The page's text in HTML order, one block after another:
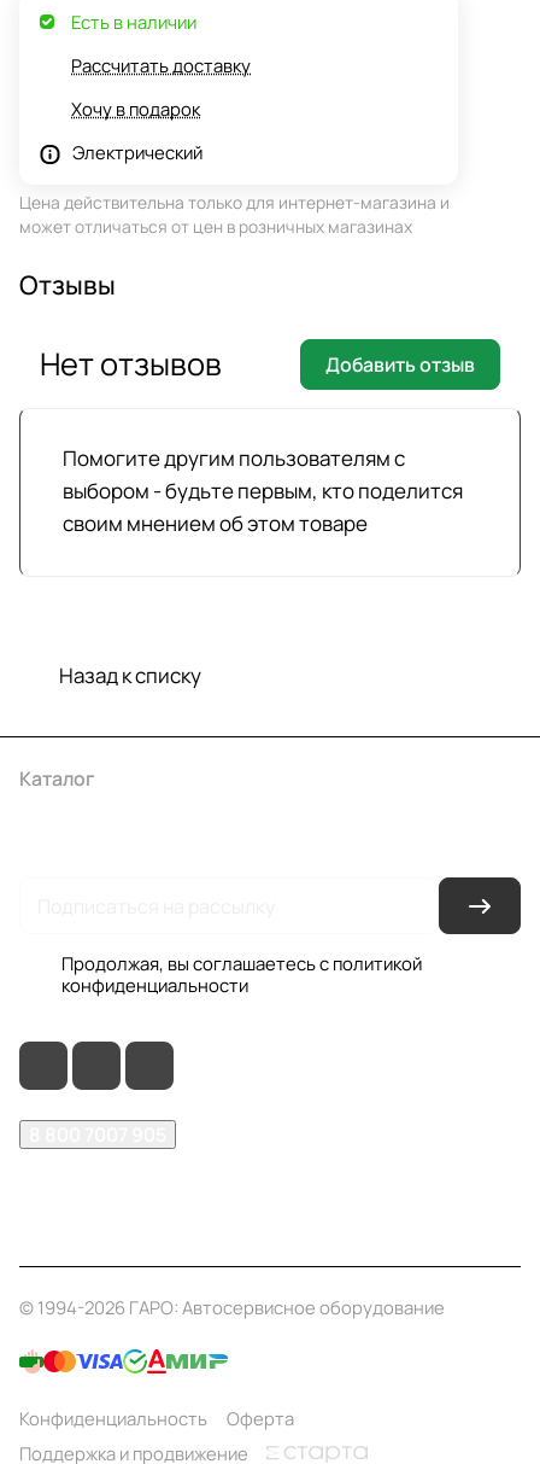
Есть в наличии
Рассчитать доставку
Хочу в подарок
Электрический
Цена действительна только для интернет-магазина и
может отличаться от цен в розничных магазинах
Отзывы
Помогите другим пользователям с
выбором - будьте первым, кто поделится
своим мнением об этом товаре
Нет отзывов Добавить отзыв
Назад к списку
Каталог
Продолжая, вы соглашаетесь с политикой
конфиденциальности
© 1994-2026 ГАРО: Автосервисное оборудование
Конфиденциальность
Оферта
Поддержка и продвижение